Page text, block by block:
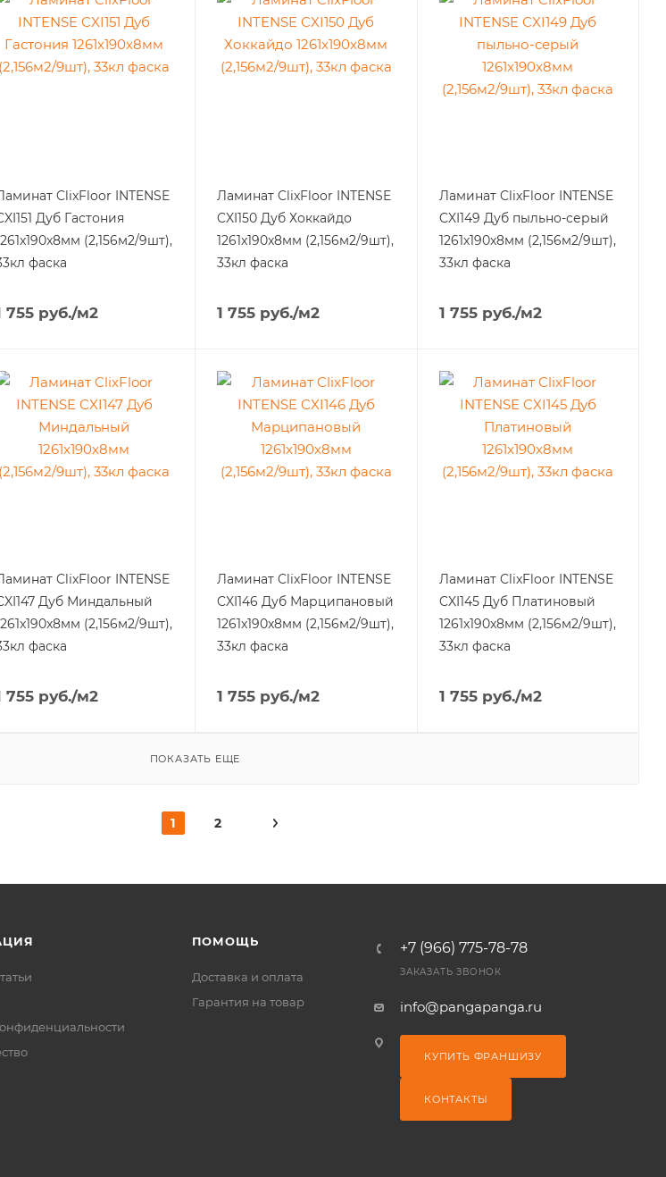
ClixFloor INTENSE
Дуб Гастония
(2,156м2/9шт),
фаска
755руб./м2
Ламинат ClixFloor INTENSE
CXI150 Дуб Хоккайдо
1261x190x8мм (2,156м2/9шт),
33кл фаска
1 755 руб./м2
Ламинат ClixFloor INTENSE
CXI149 Дуб пыльно-серый
1261x190x8мм (2,156м2/9шт),
33кл фаска
1 755руб./м2
ClixFloor INTENSE
Дуб Миндальный
(2,156м2/9шт),
фаска
755руб./м2
Ламинат ClixFloor INTENSE
CXI146 Дуб Марципановый
1261x190x8мм (2,156м2/9шт),
33кл фаска
1 755 руб./м2
Ламинат ClixFloor INTENSE
CXI145 Дуб Платиновый
1261x190x8мм (2,156м2/9шт),
33кл фаска
1 755руб./м2
ПОКАЗАТЬ ЕЩЕ
1 2
ПОМОЩЬ
Доставка и оплата
Гарантия на товар
+7 (966) 775-78-78
ЗАКАЗАТЬ ЗВОНОК
info@pangapanga.ru
КУПИТЬ ФРАНШИЗУ
КОНТАКТЫ